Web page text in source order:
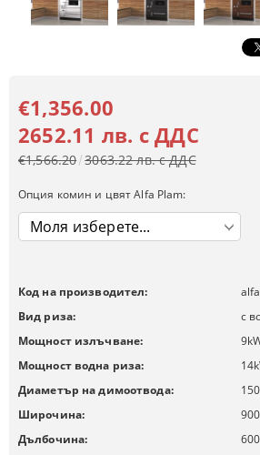
€1,356.00
2652.11 лв. с ДДС
€1,566.20 3063.22 лв. с ДДС
Опция комин и цвят Alfa Plam:
Код на производител:
Вид риза:
с
Мощност излъчване:
9
Мощност водна риза:
14
Диаметър на димоотвода:
150
Широчина:
900
Дълбочина:
600